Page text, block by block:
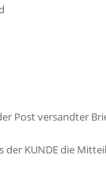
Post versandter
der KUNDE die